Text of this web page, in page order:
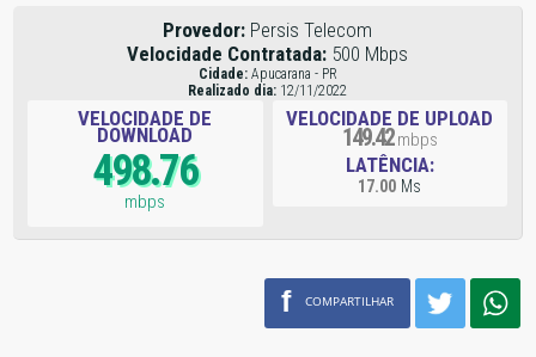
Provedor: Persis Telecom
Velocidade Contratada: 500 Mbps
Cidade:Apucarana - PR
Realizado dia: 12/11/2022
VELOCIDADE DE
DOWNLOAD
498.76
mbps
VELOCIDADE DE UPLOAD
149.42mbps
LATÊNCIA:
17.00 Ms
f COMPARTILHAR